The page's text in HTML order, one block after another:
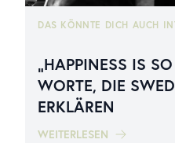
DAS KÖNNTE DICH AUCH
„HAPPINESS IS
WORTE, DIE
ERKLÄREN
WEITERLESEN